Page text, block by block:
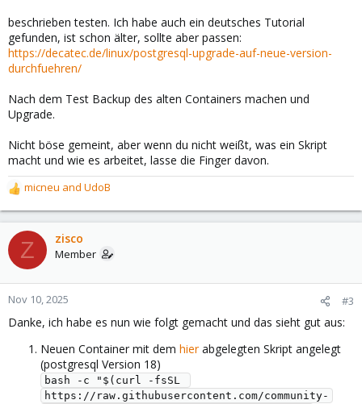
beschrieben testen. Ich habe auch ein deutsches Tutorial
gefunden, ist schon älter, sollte aber passen:
https://decatec.de/linux/postgresql-upgrade-auf-neue-version-
durchfuehren/
Nach dem Test Backup des alten Containers machen und
Upgrade.
Nicht böse gemeint, aber wenn du nicht weißt, was ein Skript
macht und wie es arbeitet, lasse die Finger davon.
R
e
a
c
t
o
n
:
micneu and UdoB
Z zisco
Member
Nov 10, 2025 #3
Danke, ich habe es nun wie folgt gemacht und das sieht gut aus:
Neuen Container mit dem hierabgelegten Skript angelegt
(postgresql Version 18)
bash -c "$(curl -fsSL
https://raw.githubusercontent.com/community-